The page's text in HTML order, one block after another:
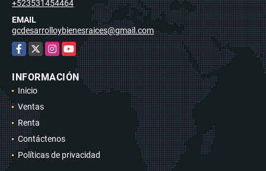
+523531454464
EMAIL
gcdesarrolloybienesraices@gmail.com
Facebook
X Instagram
YouTube
INFORMACIÓN
Inicio
Ventas
Renta
Contáctenos
Políticas de privacidad